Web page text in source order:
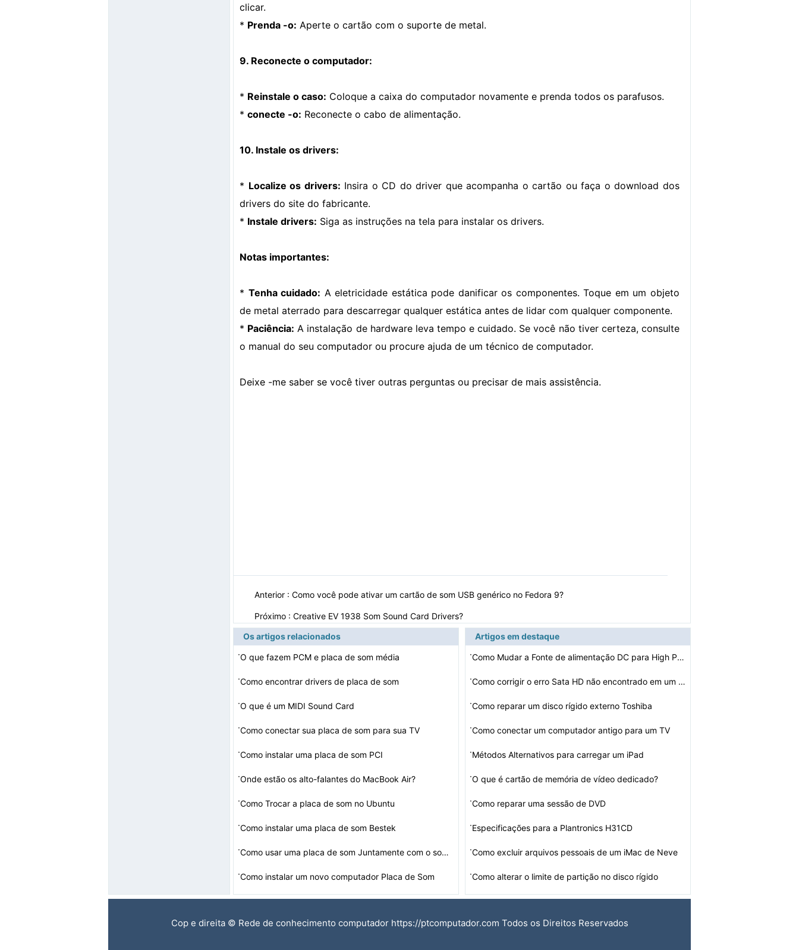
clicar.
* Prenda -o: Aperte o cartão com o suporte de metal.
9. Reconecte o computador:
* Reinstale o caso: Coloque a caixa do computador novamente e prenda todos os parafusos.
* conecte -o: Reconecte o cabo de alimentação.
10. Instale os drivers:
* Localize os drivers: Insira o CD do driver que acompanha o cartão ou faça o download dos
drivers do site do fabricante.
* Instale drivers: Siga as instruções na tela para instalar os drivers.
Notas importantes:
* Tenha cuidado: A eletricidade estática pode danificar os componentes. Toque em um objeto
de metal aterrado para descarregar qualquer estática antes de lidar com qualquer componente.
* Paciência: A instalação de hardware leva tempo e cuidado. Se você não tiver certeza, consulte
o manual do seu computador ou procure ajuda de um técnico de computador.
Deixe -me saber se você tiver outras perguntas ou precisar de mais assistência.
Anterior : Como você pode ativar um cartão de som USB genérico no Fedora 9?
Próximo : Creative EV 1938 Som Sound Card Drivers?
Os artigos relacionados
·O que fazem PCM e placa de som média
·Como encontrar drivers de placa de som
·O que é um MIDI Sound Card
·Como conectar sua placa de som para sua TV
·Como instalar uma placa de som PCI
·Onde estão os alto-falantes do MacBook Air?
·Como Trocar a placa de som no Ubuntu
·Como instalar uma placa de som Bestek
·Como usar uma placa de som Juntamente com o som on-
·Como instalar um novo computador Placa de Som
Artigos em destaque
·
Como Mudar a Fonte de alimentação DC para High Power
· Como corrigir o erro Sata HD não encontrado em um Dell…
·Como reparar um disco rígido externo Toshiba
·Como conectar um computador antigo para um TV
·Métodos Alternativos para carregar um iPad
·O que é cartão de memória de vídeo dedicado?
·Como reparar uma sessão de DVD
·Especificações para a Plantronics H31CD
·Como excluir arquivos pessoais de um iMac de Neve
·Como alterar o limite de partição no disco rígido
Cop e direita © Rede de conhecimento computador https://ptcomputador.com Todos os Direitos Reservados